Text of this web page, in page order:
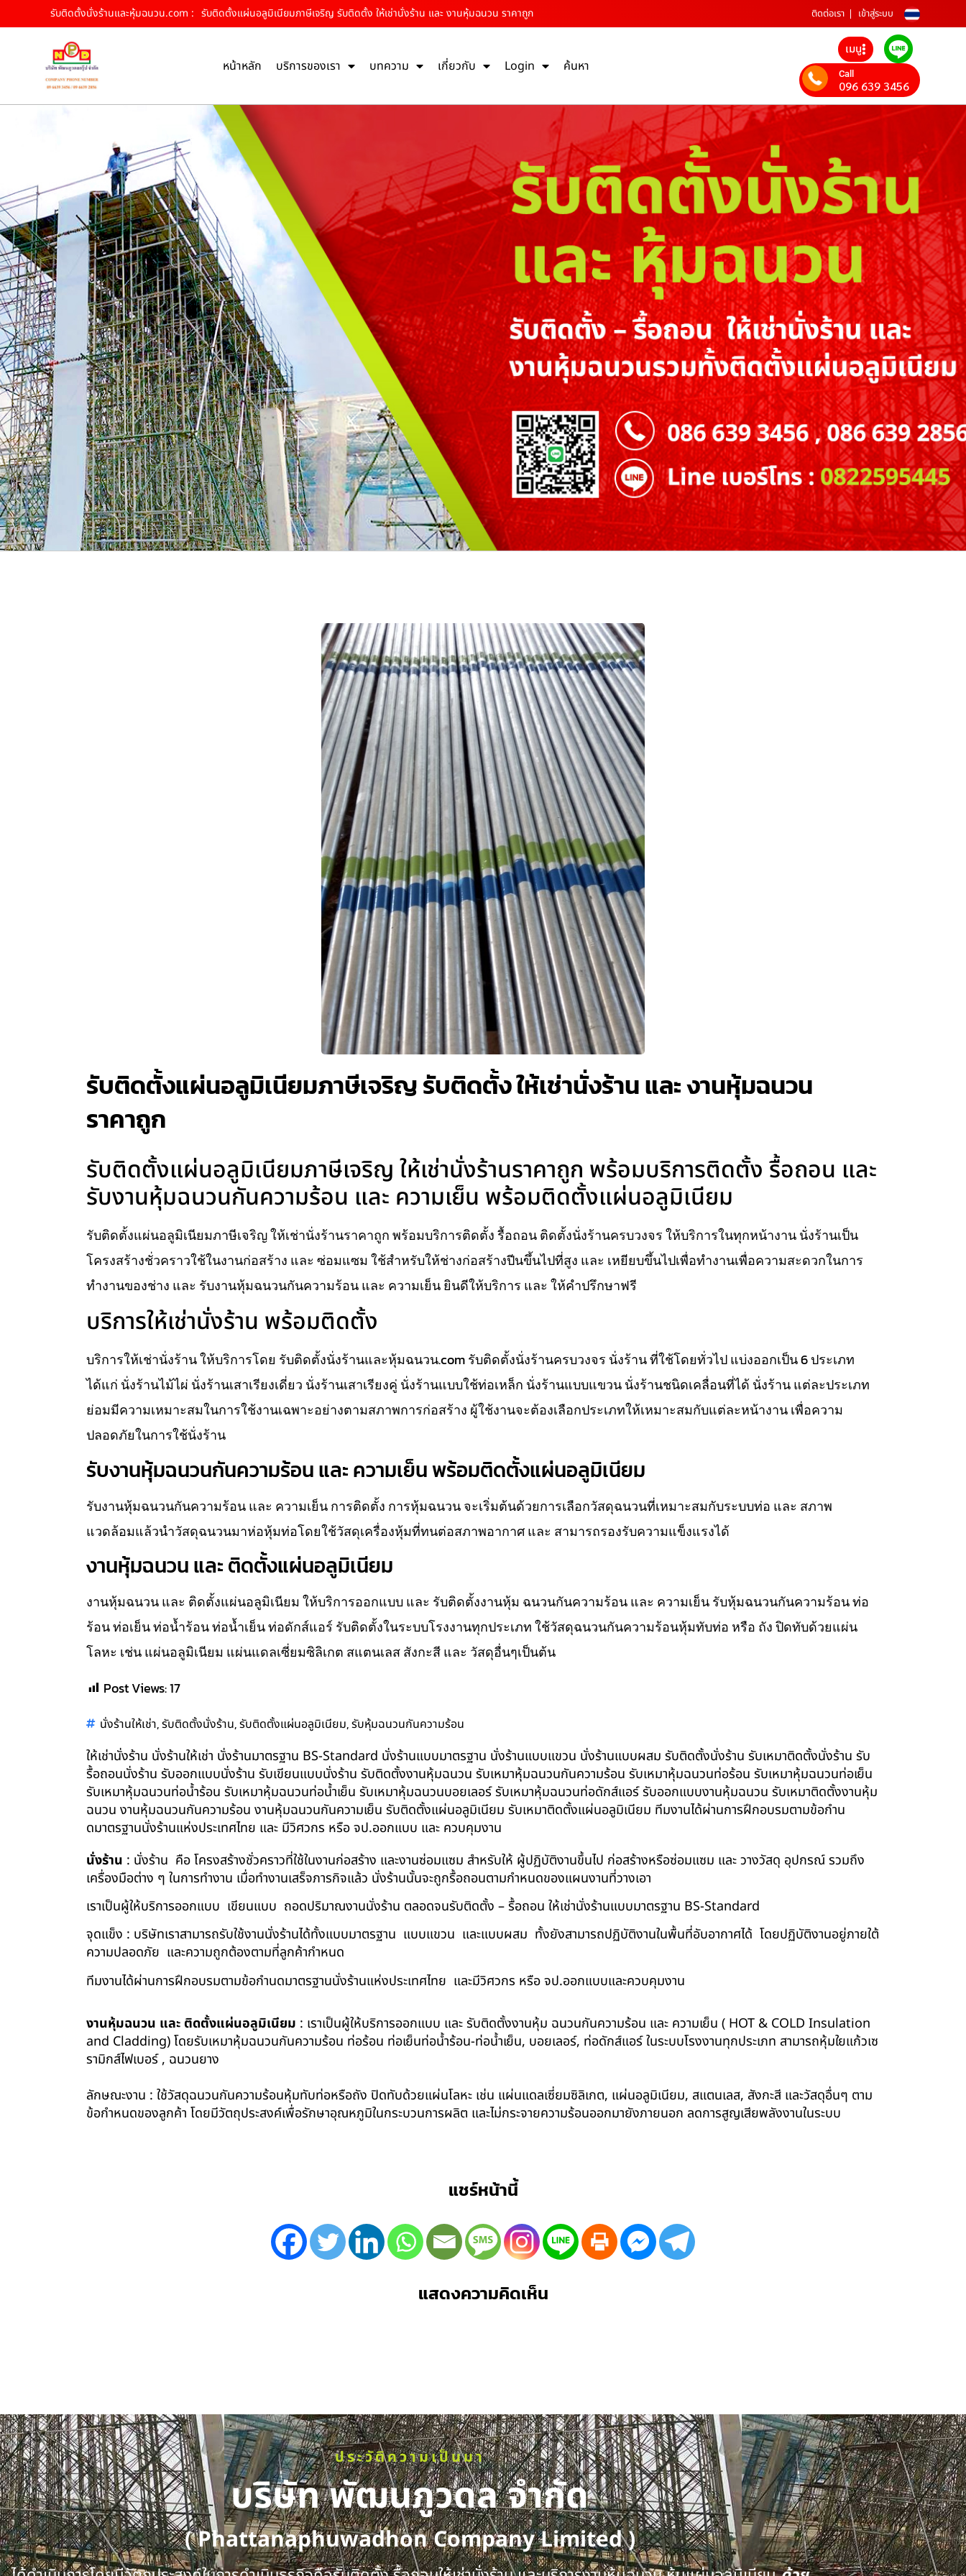
รับติดตั้งนั่งร้านและหุ้มฉนวน.com : รับติดตั้งแผ่นอลูมิเนียมภาษีเจริญ รับติดตั้ง ให้เช่านั่งร้าน และ งานหุ้มฉนวน ราคาถูก ติดต่อเรา เข้าสู่ระบบ
หน้าหลัก บริการของเรา บทความ เกี่ยวกับ Login ค้นหา
เมนู
Call
096 639 3456
รับติดตั้งแผ่นอลูมิเนียมภาษีเจริญ รับติดตั้ง ให้เช่านั่งร้าน และ งานหุ้มฉนวน
ราคาถูก
รับติดตั้งแผ่นอลูมิเนียมภาษีเจริญ ให้เช่านั่งร้านราคาถูก พร้อมบริการติดตั้ง รื้อถอน และ
รับงานหุ้มฉนวนกันความร้อน และ ความเย็น พร้อมติดตั้งแผ่นอลูมิเนียม
รับติดตั้งแผ่นอลูมิเนียมภาษีเจริญ ให้เช่านั่งร้านราคาถูก พร้อมบริการติดตั้ง รื้อถอน ติดตั้งนั่งร้านครบวงจร ให้บริการในทุกหน้างาน นั่งร้านเป็น
โครงสร้างชั่วคราวใช้ในงานก่อสร้าง และ ซ่อมแซม ใช้สำหรับให้ช่างก่อสร้างปีนขึ้นไปที่สูง และ เหยียบขึ้นไปเพื่อทำงานเพื่อความสะดวกในการ
ทำงานของช่าง และ รับงานหุ้มฉนวนกันความร้อน และ ความเย็น ยินดีให้บริการ และ ให้คำปรึกษาฟรี
บริการให้เช่านั่งร้าน พร้อมติดตั้ง
บริการให้เช่านั่งร้าน ให้บริการโดย รับติดตั้งนั่งร้านและหุ้มฉนวน.com รับติดตั้งนั่งร้านครบวงจร นั่งร้าน ที่ใช้โดยทั่วไป แบ่งออกเป็น 6 ประเภท
ได้แก่ นั่งร้านไม้ไผ่ นั่งร้านเสาเรียงเดี่ยว นั่งร้านเสาเรียงคู่ นั่งร้านแบบใช้ท่อเหล็ก นั่งร้านแบบแขวน นั่งร้านชนิดเคลื่อนที่ได้ นั่งร้าน แต่ละประเภท
ย่อมมีความเหมาะสมในการใช้งานเฉพาะอย่างตามสภาพการก่อสร้าง ผู้ใช้งานจะต้องเลือกประเภทให้เหมาะสมกับแต่ละหน้างาน เพื่อความ
ปลอดภัยในการใช้นั่งร้าน
รับงานหุ้มฉนวนกันความร้อน และ ความเย็น พร้อมติดตั้งแผ่นอลูมิเนียม
รับงานหุ้มฉนวนกันความร้อน และ ความเย็น การติดตั้ง การหุ้มฉนวน จะเริ่มต้นด้วยการเลือกวัสดุฉนวนที่เหมาะสมกับระบบท่อ และ สภาพ
แวดล้อมแล้วนำวัสดุฉนวนมาห่อหุ้มท่อโดยใช้วัสดุเครื่องหุ้มที่ทนต่อสภาพอากาศ และ สามารถรองรับความแข็งแรงได้
งานหุ้มฉนวน และ ติดตั้งแผ่นอลูมิเนียม
งานหุ้มฉนวน และ ติดตั้งแผ่นอลูมิเนียม ให้บริการออกแบบ และ รับติดตั้งงานหุ้ม ฉนวนกันความร้อน และ ความเย็น รับหุ้มฉนวนกันความร้อน ท่อ
ร้อน ท่อเย็น ท่อน้ำร้อน ท่อน้ำเย็น ท่อดักส์แอร์ รับติดตั้งในระบบโรงงานทุกประเภท ใช้วัสดุฉนวนกันความร้อนหุ้มทับท่อ หรือ ถัง ปิดทับด้วยแผ่น
โลหะ เช่น แผ่นอลูมิเนียม แผ่นแดลเซี่ยมซิลิเกต สแตนเลส สังกะสี และ วัสดุอื่นๆเป็นต้น
Post Views:17
นั่งร้านให้เช่า,รับติดตั้งนั่งร้าน,รับติดตั้งแผ่นอลูมิเนียม,รับหุ้มฉนวนกันความร้อน
ให้เช่านั่งร้าน นั่งร้านให้เช่า นั่งร้านมาตรฐาน BS-Standard นั่งร้านแบบมาตรฐาน นั่งร้านแบบแขวน นั่งร้านแบบผสม รับติดตั้งนั่งร้าน รับเหมาติดตั้งนั่งร้าน รับ
รื้อถอนนั่งร้าน รับออกแบบนั่งร้าน รับเขียนแบบนั่งร้าน รับติดตั้งงานหุ้มฉนวน รับเหมาหุ้มฉนวนกันความร้อน รับเหมาหุ้มฉนวนท่อร้อน รับเหมาหุ้มฉนวนท่อเย็น
รับเหมาหุ้มฉนวนท่อน้ำร้อน รับเหมาหุ้มฉนวนท่อน้ำเย็น รับเหมาหุ้มฉนวนบอยเลอร์ รับเหมาหุ้มฉนวนท่อดักส์แอร์ รับออกแบบงานหุ้มฉนวน รับเหมาติดตั้งงานหุ้ม
ฉนวน งานหุ้มฉนวนกันความร้อน งานหุ้มฉนวนกันความเย็น รับติดตั้งแผ่นอลูมิเนียม รับเหมาติดตั้งแผ่นอลูมิเนียม ทีมงานได้ผ่านการฝึกอบรมตามข้อกำน
ดมาตรฐานนั่งร้านแห่งประเทศไทย และ มีวิศวกร หรือ จป.ออกแบบ และ ควบคุมงาน
นั่งร้าน : นั่งร้าน คือ โครงสร้างชั่วคราวที่ใช้ในงานก่อสร้าง และงานซ่อมแซม สำหรับให้ ผู้ปฏิบัติงานขึ้นไป ก่อสร้างหรือซ่อมแซม และ วางวัสดุ อุปกรณ์ รวมถึง
เครื่องมือต่าง ๆ ในการทำงาน เมื่อทำงานเสร็จภารกิจแล้ว นั่งร้านนั้นจะถูกรื้อถอนตามกำหนดของแผนงานที่วางเอา
เราเป็นผู้ให้บริการออกแบบ เขียนแบบ ถอดปริมาณงานนั่งร้าน ตลอดจนรับติดตั้ง – รื้อถอน ให้เช่านั่งร้านแบบมาตรฐาน BS-Standard
จุดแข็ง : บริษัทเราสามารถรับใช้งานนั่งร้านได้ทั้งแบบมาตรฐาน แบบแขวน และแบบผสม ทั้งยังสามารถปฏิบัติงานในพื้นที่อับอากาศได้ โดยปฏิบัติงานอยู่ภายใต้
ความปลอดภัย และความถูกต้องตามที่ลูกค้ากำหนด
ทีมงานได้ผ่านการฝึกอบรมตามข้อกำนดมาตรฐานนั่งร้านแห่งประเทศไทย และมีวิศวกร หรือ จป.ออกแบบและควบคุมงาน
งานหุ้มฉนวน และ ติดตั้งแผ่นอลูมิเนียม : เราเป็นผู้ให้บริการออกแบบ และ รับติดตั้งงานหุ้ม ฉนวนกันความร้อน และ ความเย็น ( HOT & COLD Insulation
and Cladding) โดยรับเหมาหุ้มฉนวนกันความร้อน ท่อร้อน ท่อเย็นท่อน้ำร้อน-ท่อน้ำเย็น, บอยเลอร์, ท่อดักส์แอร์ ในระบบโรงงานทุกประเภท สามารถหุ้มใยแก้วเซ
รามิกส์ไฟเบอร์ , ฉนวนยาง
ลักษณะงาน : ใช้วัสดุฉนวนกันความร้อนหุ้มทับท่อหรือถัง ปิดทับด้วยแผ่นโลหะ เช่น แผ่นแดลเซี่ยมซิลิเกต, แผ่นอลูมิเนียม, สแตนเลส, สังกะสี และวัสดุอื่นๆ ตาม
ข้อกำหนดของลูกค้า โดยมีวัตถุประสงค์เพื่อรักษาอุณหภูมิในกระบวนการผลิต และไม่กระจายความร้อนออกมายังภายนอก ลดการสูญเสียพลังงานในระบบ
แชร์หน้านี้
แสดงความคิดเห็น
ประวัติความเป็นมา
บริษัท พัฒนภูวดล จำกัด
( Phattanaphuwadhon Company Limited )